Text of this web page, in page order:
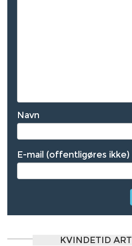
Navn
E-mail (offentligøres ikke)
KVINDETID